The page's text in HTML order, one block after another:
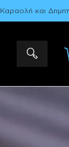
Καραολή και